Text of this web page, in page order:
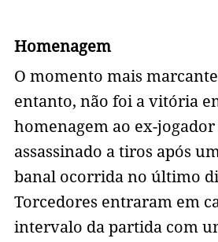
Homenagem
O momento mais
entanto, não foi a vitória
homenagem ao ex-
assassinado a tiros após
banal ocorrida no último
Torcedores entraram em
intervalo da partida com